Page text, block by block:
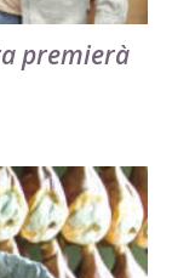
premierà